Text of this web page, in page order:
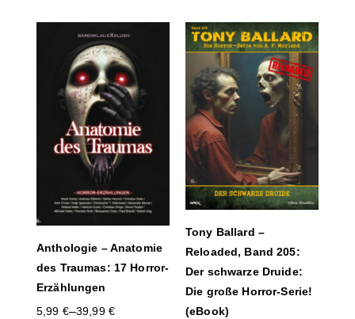
Anthologie – Anatomie
des Traumas: 17 Horror-
Erzählungen
5,99 €–39,99 €
Tony Ballard –
Reloaded, Band 205:
Der schwarze Druide:
Die große Horror-Serie!
(eBook)